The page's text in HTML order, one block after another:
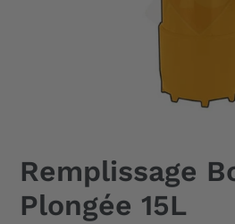
Remplissage
Plongée 15L